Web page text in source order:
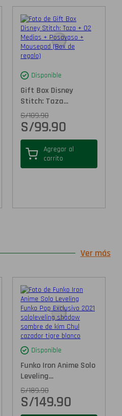
Disponible
Gift Box Disney
Stitch: Taza...
S/109.90
S/99.90
Agregar al
carrito
Ver más
Disponible
Funko Iron Anime Solo
Leveling...
S/189.90
S/149.90